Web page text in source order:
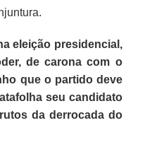
eleição presidencial,
de carona com o
que o partido deve
seu candidato
da derrocada do